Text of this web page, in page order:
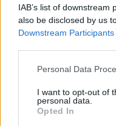
IAB’s list of
also be disclosed by us
Downstream Participants
Please note that this
not limited to your visit
grant or deny consent
use your data for below
Personal Data
I want to opt-out of
personal data.
Opted In